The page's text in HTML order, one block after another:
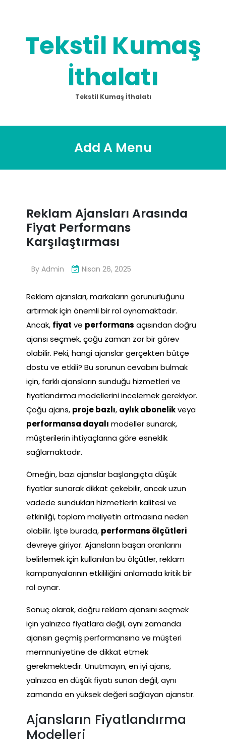
Tekstil Kumaş
İthalatı
Tekstil Kumaş İthalatı
Add A Menu
Reklam Ajansları Arasında
Fiyat Performans
Karşılaştırması
By Admin Nisan 26, 2025
Reklam ajansları, markaların görünürlüğünü
artırmak için önemli bir rol oynamaktadır.
Ancak, fiyat ve performans açısından doğru
ajansı seçmek, çoğu zaman zor bir görev
olabilir. Peki, hangi ajanslar gerçekten bütçe
dostu ve etkili? Bu sorunun cevabını bulmak
için, farklı ajansların sunduğu hizmetleri ve
fiyatlandırma modellerini incelemek gerekiyor.
Çoğu ajans, proje bazlı, aylık abonelikveya
performansa dayalı modeller sunarak,
müşterilerin ihtiyaçlarına göre esneklik
sağlamaktadır.
Örneğin, bazı ajanslar başlangıçta düşük
fiyatlar sunarak dikkat çekebilir, ancak uzun
vadede sundukları hizmetlerin kalitesi ve
etkinliği, toplam maliyetin artmasına neden
olabilir. İşte burada, performans ölçütleri
devreye giriyor. Ajansların başarı oranlarını
belirlemek için kullanılan bu ölçütler, reklam
kampanyalarının etkililiğini anlamada kritik bir
rol oynar.
Sonuç olarak, doğru reklam ajansını seçmek
için yalnızca fiyatlara değil, aynı zamanda
ajansın geçmiş performansına ve müşteri
memnuniyetine de dikkat etmek
gerekmektedir. Unutmayın, en iyi ajans,
yalnızca en düşük fiyatı sunan değil, aynı
zamanda en yüksek değeri sağlayan ajanstır.
Ajansların Fiyatlandırma
Modelleri